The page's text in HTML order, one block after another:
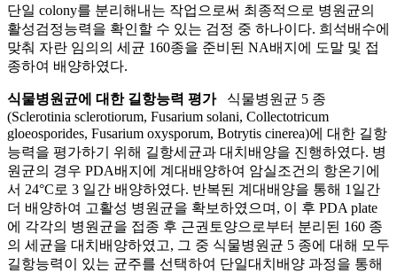
단일 colony를 분리해내는 작업으로써 최종적으로 병원균의
활성검정능력을 확인할 수 있는 검정 중 하나이다. 희석배수에
맞춰 자란 임의의 세균 160종을 준비된 NA배지에 도말 및 접
종하여 배양하였다.
식물병원균에 대한 길항능력 평가
식물병원균 5 종
(Sclerotinia sclerotiorum, Fusarium solani, Collectotricum
gloeosporides, Fusarium oxysporum, Botrytis cinerea)에 대한 길항
능력을 평가하기 위해 길항세균과 대치배양을 진행하였다. 병
원균의 경우 PDA배지에 계대배양하여 암실조건의 항온기에
서 24°C로 3 일간 배양하였다. 반복된 계대배양을 통해 1일간
더 배양하여 고활성 병원균을 확보하였으며, 이 후 PDA plate
에 각각의 병원균을 접종 후 근권토양으로부터 분리된 160 종
의 세균을 대치배양하였고, 그 중 식물병원균 5 종에 대해 모두
길항능력이 있는 균주를 선택하여 단일대치배양 과정을 통해